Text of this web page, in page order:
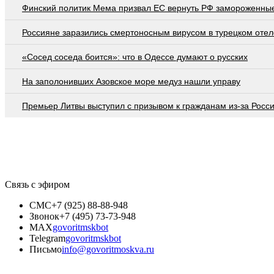
Финский политик Мема призвал ЕС вернуть РФ
Россияне заразились смертоносным вирусом в турецком
«Сосед соседа боится»: что в Одессе думают о русских
На заполонивших Азовское море медуз нашли управу
Премьер Литвы выступил с призывом к гражданам из-за
Связь с эфиром
СМС+7 (925) 88-88-948
Звонок+7 (495) 73-73-948
MAXgovoritmskbot
Telegramgovoritmskbot
Письмоinfo@govoritmoskva.ru